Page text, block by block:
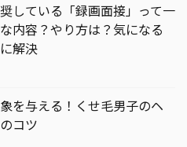
している「録画面接」って一
内容？やり方は？気になる
解決
を与える！くせ毛男子のヘ
コツ